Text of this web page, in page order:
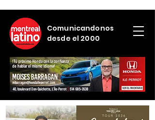
Comunicandonos
desde el 2000